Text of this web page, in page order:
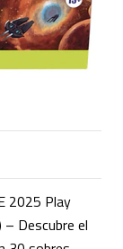
2025 Play
Descubre el